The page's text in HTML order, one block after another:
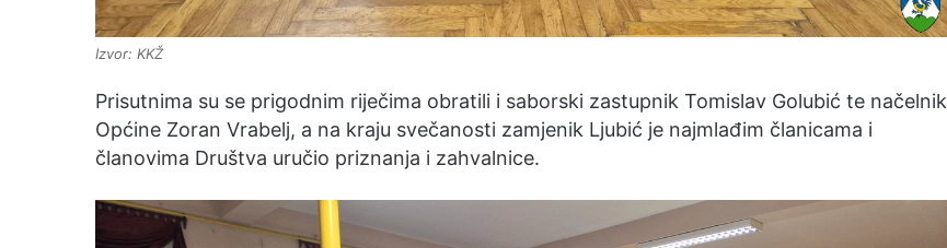
Izvor: KKŽ
Prisutnima su se prigodnim riječima obratili i saborski zastupnik Tomislav Golubić te načelnik
Općine Zoran Vrabelj, a na kraju svečanosti zamjenik Ljubić je najmlađim članicama i
članovima Društva uručio priznanja i zahvalnice.